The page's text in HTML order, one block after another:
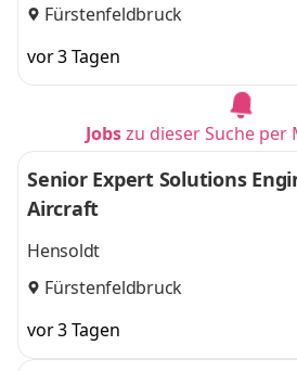
Fürstenfeldbruck
vor 3 Tagen
Jobszu dieser Suche per
Senior Expert Solutions
Aircraft
Hensoldt
Fürstenfeldbruck
vor 3 Tagen